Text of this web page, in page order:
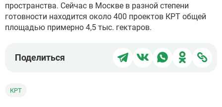
пространства. Сейчас в Москве в разной степени
готовности находится около 400 проектов КРТ общей
площадью примерно 4,5 тыс. гектаров.
Поделиться
Поделиться
Поделиться
в
Поделиться
КРТ